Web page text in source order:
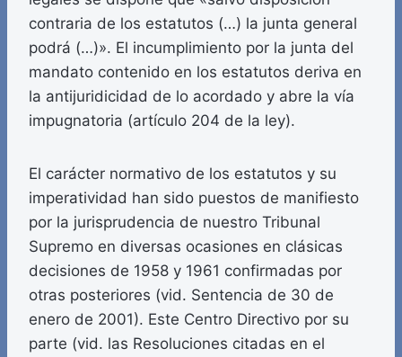
contraria de los estatutos (…) la junta general
podrá (…)». El incumplimiento por la junta del
mandato contenido en los estatutos deriva en
la antijuridicidad de lo acordado y abre la vía
impugnatoria (artículo 204 de la ley).
El carácter normativo de los estatutos y su
imperatividad han sido puestos de manifiesto
por la jurisprudencia de nuestro Tribunal
Supremo en diversas ocasiones en clásicas
decisiones de 1958 y 1961 confirmadas por
otras posteriores (vid. Sentencia de 30 de
enero de 2001). Este Centro Directivo por su
parte (vid. las Resoluciones citadas en el